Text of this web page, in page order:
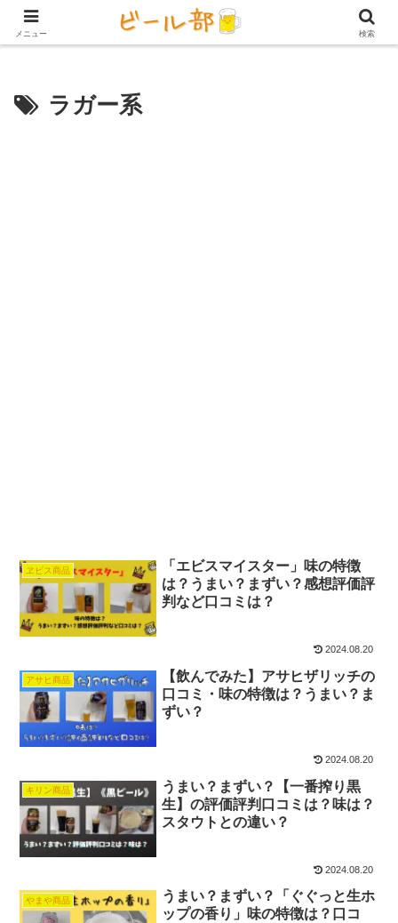
アイテム【ビール好き用】 家庭用ビー
ラガー系
ヱビス商品
「エビスマイスター」味の特徴
は？うまい？まずい？感想評価評
判など口コミは？
2024.08.20
アサヒ商品
【飲んでみた】アサヒザリッチの
口コミ・味の特徴は？うまい？ま
ずい？
2024.08.20
キリン商品
うまい？まずい？【一番搾り黒
生】の評価評判口コミは？味は？
スタウトとの違い？
2024.08.20
やまや商品
うまい？まずい？「ぐぐっと生ホ
ップの香り」味の特徴は？口コ
メニュー 検索